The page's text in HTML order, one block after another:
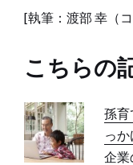
[執筆：渡部 幸（
こちらの
孫育
っか
企業